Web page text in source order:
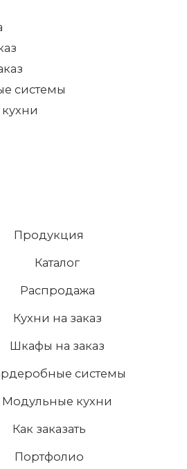
системы
Продукция
Каталог
Распродажа
Кухни на заказ
Шкафы на заказ
системы
Модульные кухни
Как заказать
Портфолио